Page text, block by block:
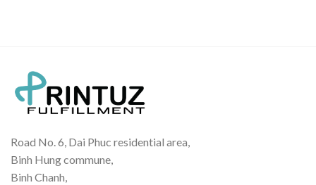
Road No. 6, Dai Phuc residential area,
Binh Hung commune,
Binh Chanh,